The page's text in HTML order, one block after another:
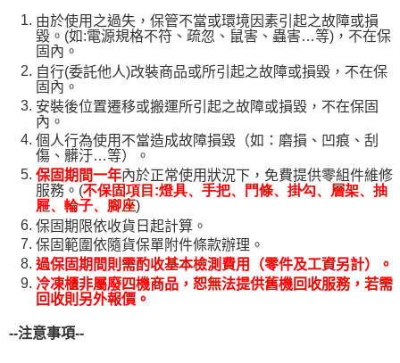
由於使用之過失，保管不當或環境因素引起之故障或損
毀。(如:電源規格不符、疏忽、鼠害、蟲害…等)，不在保
固內。
自行(委託他人)改裝商品或所引起之故障或損毀，不在保
固內。
安裝後位置遷移或搬運所引起之故障或損毀，不在保固
內。
個人行為使用不當造成故障損毀（如：磨損、凹痕、刮
傷、髒汙…等）。
保固期間一年內於正常使用狀況下，免費提供零組件維修
服務。(不保固項目:燈具、手把、門條、掛勾、層架、抽
屜、輪子、腳座)
保固期限依收貨日起計算。
保固範圍依隨貨保單附件條款辦理。
過保固期間則需酌收基本檢測費用（零件及工資另計）。
冷凍櫃非屬廢四機商品，恕無法提供舊機回收服務，若需
回收則另外報價。
--注意事項--